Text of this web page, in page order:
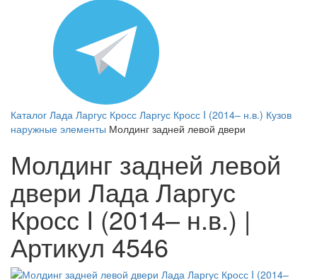
Каталог Лада Ларгус Кросс Ларгус Кросс I (2014– н.в.) Кузов
наружные элементы Молдинг задней левой двери
Молдинг задней левой
двери Лада Ларгус
Кросс I (2014– н.в.) |
Артикул 4546